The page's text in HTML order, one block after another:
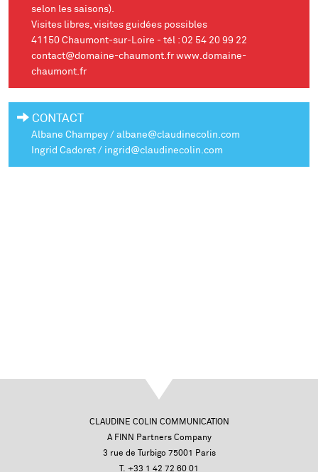
selon les saisons).
Visites libres, visites guidées possibles
41150 Chaumont-sur-Loire - tél : 02 54 20 99 22
contact@domaine-chaumont.fr www.domaine-
chaumont.fr
CONTACT
Albane Champey / albane@claudinecolin.com
Ingrid Cadoret / ingrid@claudinecolin.com
CLAUDINE COLIN COMMUNICATION
A FINN Partners Company
3 rue de Turbigo 75001 Paris
T. +33 1 42 72 60 01